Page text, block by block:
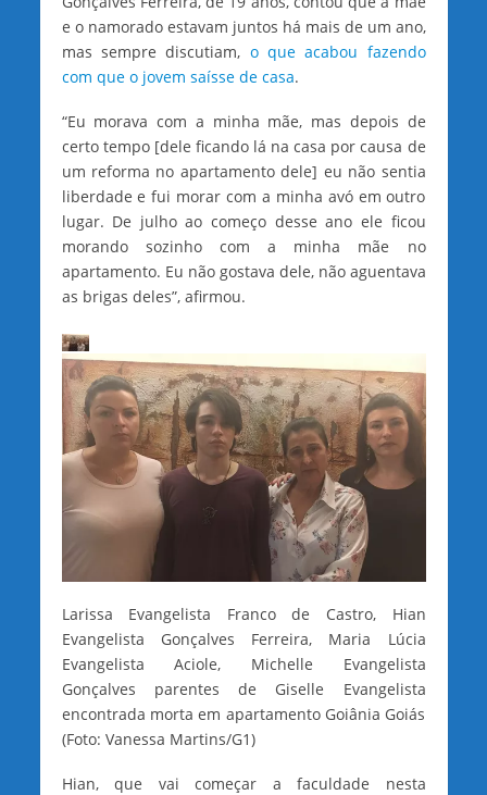
e o namorado estavam juntos há mais de um ano,
mas sempre discutiam, o que acabou fazendo
com que o jovem saísse de casa.
“Eu morava com a minha mãe, mas depois de
certo tempo [dele ficando lá na casa por causa de
um reforma no apartamento dele] eu não sentia
liberdade e fui morar com a minha avó em outro
lugar. De julho ao começo desse ano ele ficou
morando sozinho com a minha mãe no
apartamento. Eu não gostava dele, não aguentava
as brigas deles”, afirmou.
Larissa Evangelista Franco de Castro, Hian
Evangelista Gonçalves Ferreira, Maria Lúcia
Evangelista Aciole, Michelle Evangelista
Gonçalves parentes de Giselle Evangelista
encontrada morta em apartamento Goiânia Goiás
(Foto: Vanessa Martins/G1)
Hian, que vai começar a faculdade nesta